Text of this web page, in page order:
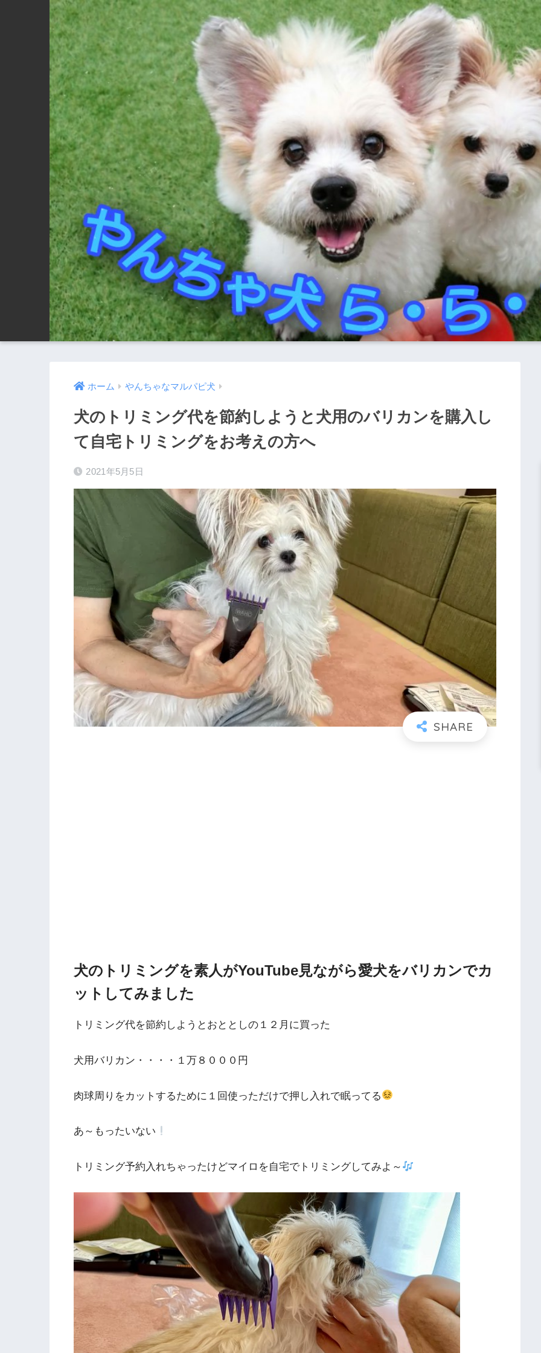
ホーム やんちゃなマルパピ犬
犬のトリミング代を節約しようと犬用のバリカンを購入し
て自宅トリミングをお考えの方へ
2021年5月5日
犬のトリミングを素人がYouTube見ながら愛犬をバリカンでカ
ットしてみました
トリミング代を節約しようとおととしの１２月に買った
犬用バリカン・・・・１万８０００円
肉球周りをカットするために１回使っただけで押し入れで眠ってる
あ～もったいない
トリミング予約入れちゃったけどマイロを自宅でトリミングしてみよ～